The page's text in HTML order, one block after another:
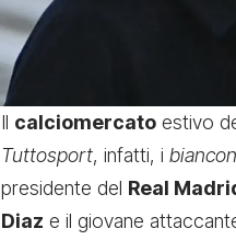
Il calciomercato estivo
Tuttosport, infatti, i
presidente del Real
Diaz e il giovane